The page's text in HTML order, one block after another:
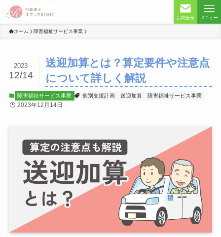
お問合せ メニュー
ホーム 障害福祉サービス事業
送迎加算とは？算定要件や注意点
について詳しく解説
2023
12/14
障害福祉サービス事業 個別支援計画 送迎加算 障害福祉サービス事業
2023年12月14日